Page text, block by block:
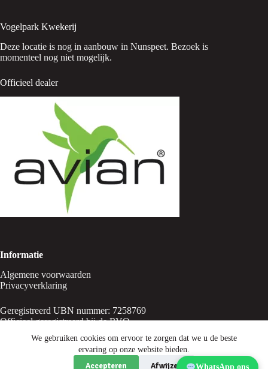
We gebruiken cookies om ervoor te zorgen dat we u de beste
ervaring op onze website bieden.
Accepteren Afwijzen
Vogelpark Kwekerij
Deze locatie is nog in aanbouw in Nunspeet. Bezoek is
momenteel nog niet mogelijk.
Officieel dealer
Informatie
Algemene voorwaarden
Privacyverklaring
Geregistreerd UBN nummer: 7258769
Officieel geregistreerd bij de RVO
WhatsApp ons